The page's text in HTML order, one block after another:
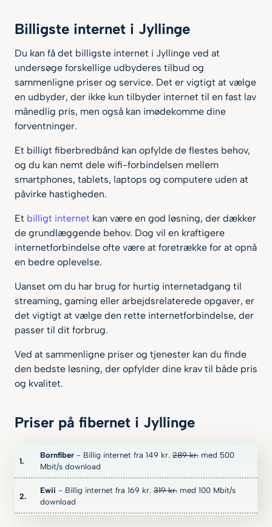
Billigste internet i Jyllinge
Du kan få det billigste internet i Jyllinge ved at
undersøge forskellige udbyderes tilbud og
sammenligne priser og service. Det er vigtigt at vælge
en udbyder, der ikke kun tilbyder internet til en fast lav
månedlig pris, men også kan imødekomme dine
forventninger.
Et billigt fiberbredbånd kan opfylde de flestes behov,
og du kan nemt dele wifi-forbindelsen mellem
smartphones, tablets, laptops og computere uden at
påvirke hastigheden.
Et billigt internet kan være en god løsning, der dækker
de grundlæggende behov. Dog vil en kraftigere
internetforbindelse ofte være at foretrække for at opnå
en bedre oplevelse.
Uanset om du har brug for hurtig internetadgang til
streaming, gaming eller arbejdsrelaterede opgaver, er
det vigtigt at vælge den rette internetforbindelse, der
passer til dit forbrug.
Ved at sammenligne priser og tjenester kan du finde
den bedste løsning, der opfylder dine krav til både pris
og kvalitet.
Priser på fibernet i Jyllinge
Bornfiber - Billig internet fra 149 kr. 289kr. med 500
Mbit/s download
Ewii - Billig internet fra 169 kr. 319kr. med 100 Mbit/s
download